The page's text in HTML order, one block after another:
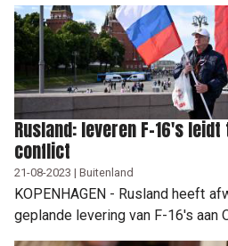
Rusland: leveren F-16's
conflict
21-08-2023 | Buitenland
KOPENHAGEN - Rusland heeft
geplande levering van F-16's aan